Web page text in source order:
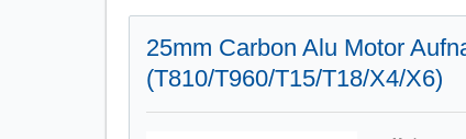
25mm Carbon Alu Motor
(T810/T960/T15/T18/X4/X6)